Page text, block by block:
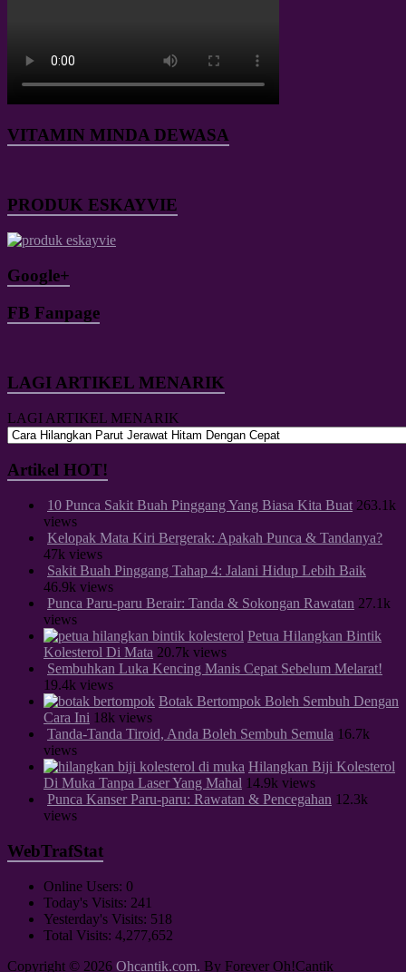
VITAMIN MINDA DEWASA
PRODUK ESKAYVIE
Google+
FB Fanpage
LAGI ARTIKEL MENARIK
LAGI ARTIKEL MENARIK
Artikel HOT!
10 Punca Sakit Buah Pinggang Yang Biasa Kita Buat 263.1k
views
Kelopak Mata Kiri Bergerak: Apakah Punca & Tandanya?
47k views
Sakit Buah Pinggang Tahap 4: Jalani Hidup Lebih Baik
46.9k views
Punca Paru-paru Berair: Tanda & Sokongan Rawatan 27.1k
views
Petua Hilangkan Bintik
Kolesterol Di Mata 20.7k views
Sembuhkan Luka Kencing Manis Cepat Sebelum Melarat!
19.4k views
Botak Bertompok Boleh Sembuh Dengan
Cara Ini 18k views
Tanda-Tanda Tiroid, Anda Boleh Sembuh Semula 16.7k
views
Hilangkan Biji Kolesterol
Di Muka Tanpa Laser Yang Mahal 14.9k views
Punca Kanser Paru-paru: Rawatan & Pencegahan 12.3k
views
WebTrafStat
Online Users: 0
Today's Visits: 241
Yesterday's Visits: 518
Total Visits: 4,277,652
Copyright © 2026 Ohcantik.com. By Forever Oh!Cantik